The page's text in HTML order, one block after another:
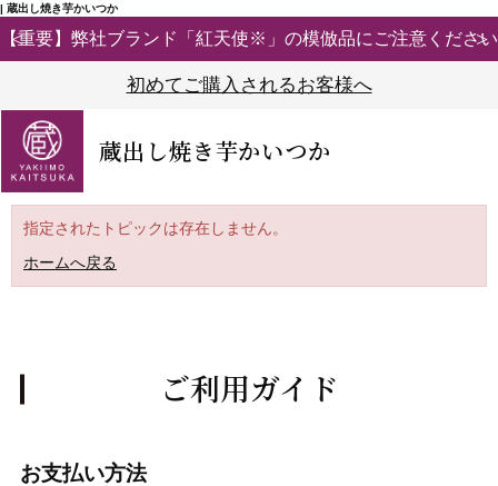
| 蔵出し焼き芋かいつか
【重要】弊社ブランド「紅天使※」の模倣品にご注意ください
初めてご購入されるお客様へ
蔵出し焼き芋かいつか
指定されたトピックは存在しません。
ホームへ戻る
ご利用ガイド
お支払い方法